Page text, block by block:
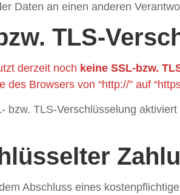
Daten an einen anderen
TLS-
derzeit noch keine SSL-bzw.
des Browsers von “http://” auf
bzw. TLS-Verschlüsselung
Abschluss eines